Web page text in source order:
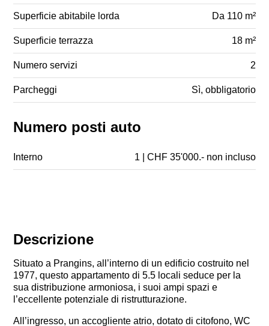
Descrizione
Situato a Prangins, all’interno di un edificio costruito nel
1977, questo appartamento di 5.5 locali seduce per la
sua distribuzione armoniosa, i suoi ampi spazi e
l’eccellente potenziale di ristrutturazione.
All’ingresso, un accogliente atrio, dotato di citofono, WC
Superficie abitabile lorda Da 110 m²
Superficie terrazza 18 m²
Numero servizi 2
Parcheggi Sì, obbligatorio
Numero posti auto
Interno 1 | CHF 35'000.- non incluso